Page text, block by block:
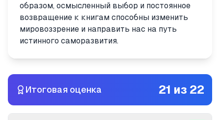
образом, осмысленный выбор и постоянное
возвращение к книгам способны изменить
мировоззрение и направить нас на путь
истинного саморазвития.
Итоговая оценка 21 из 22